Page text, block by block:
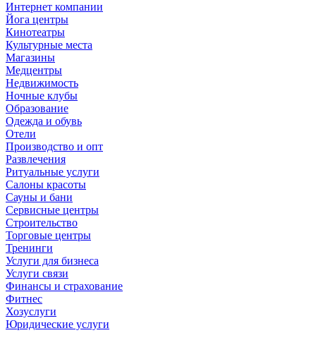
Интернет компании
Йога центры
Кинотеатры
Культурные места
Магазины
Медцентры
Недвижимость
Ночные клубы
Образование
Одежда и обувь
Отели
Производство и опт
Развлечения
Ритуальные услуги
Салоны красоты
Сауны и бани
Сервисные центры
Строительство
Торговые центры
Тренинги
Услуги для бизнеса
Услуги связи
Финансы и страхование
Фитнес
Хозуслуги
Юридические услуги